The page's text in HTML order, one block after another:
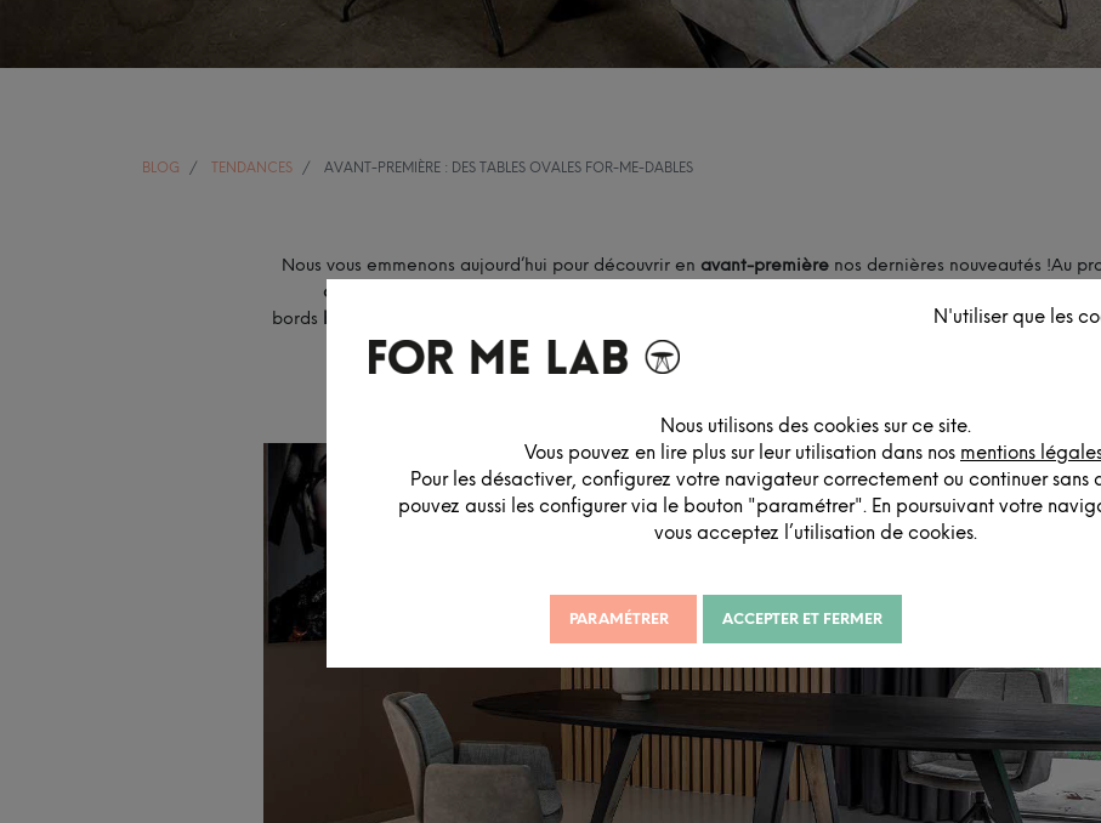
N'utiliser que les
Nous utilisons des cookies sur ce site.
Vous pouvez en lire plus sur leur utilisation dans nos mentions
Pour les désactiver, configurez votre navigateur correctement ou continuer sans
pouvez aussi les configurer via le bouton "paramétrer". En poursuivant votre
vous acceptez l’utilisation de cookies.
PARAMÉTRER ACCEPTER ET FERMER
BLOG TENDANCES AVANT-PREMIÈRE : DES TABLES OVALES FOR-ME-DABLES
Nous vous emmenons aujourd’hui pour découvrir en avant-premièrenos dernières nouveautés !Au
contemporain
bords
en noir… Le point
formatsronds dans l’air du temps. Ici, on mise tout sur la